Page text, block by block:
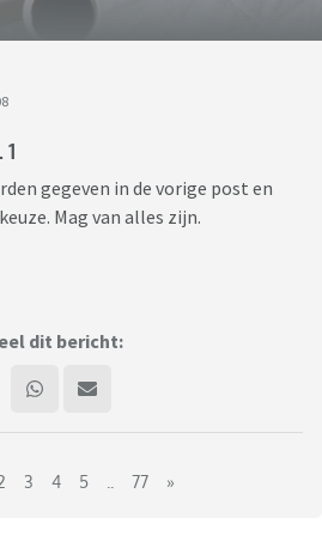
gegeven in de vorige post en
Mag van alles zijn.
dit bericht:
3 4 5 77 »